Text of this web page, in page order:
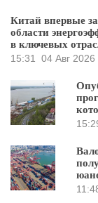
Китай впервые
области
в ключевых
15:31
04 Авг 2026